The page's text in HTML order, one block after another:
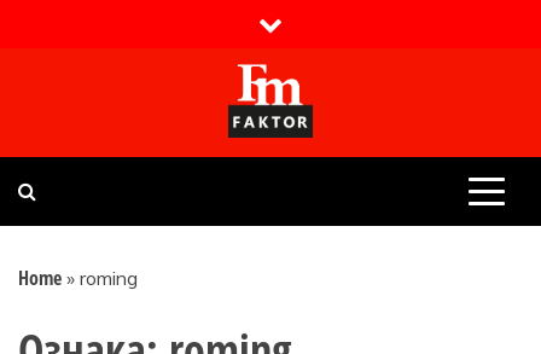
Faktor magazin
Uvijek presudan
Home » roming